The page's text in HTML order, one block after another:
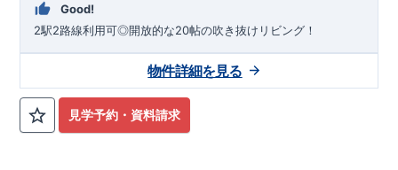
Good!
2駅2路線利用可◎開放的な20帖の吹き抜けリビング！
見学予約・資料請求
物件詳細を見る